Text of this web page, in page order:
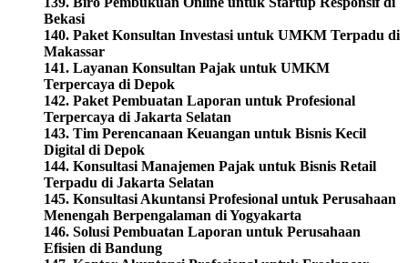
Bekasi
140. Paket Konsultan Investasi untuk UMKM Terpadu di
Makassar
141. Layanan Konsultan Pajak untuk UMKM
Terpercaya di Depok
142. Paket Pembuatan Laporan untuk Profesional
Terpercaya di Jakarta Selatan
143. Tim Perencanaan Keuangan untuk Bisnis Kecil
Digital di Depok
144. Konsultasi Manajemen Pajak untuk Bisnis Retail
Terpadu di Jakarta Selatan
145. Konsultasi Akuntansi Profesional untuk Perusahaan
Menengah Berpengalaman di Yogyakarta
146. Solusi Pembuatan Laporan untuk Perusahaan
Efisien di Bandung